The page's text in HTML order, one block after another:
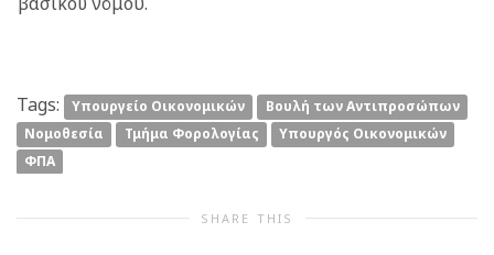
Tags: Yπουργείο Οικονομικών
Βουλή των Αντιπροσώπων
Νομοθεσία
Τμήμα Φορολογίας
Υπουργός Οικονομικών
ΦΠΑ
SHARE THIS